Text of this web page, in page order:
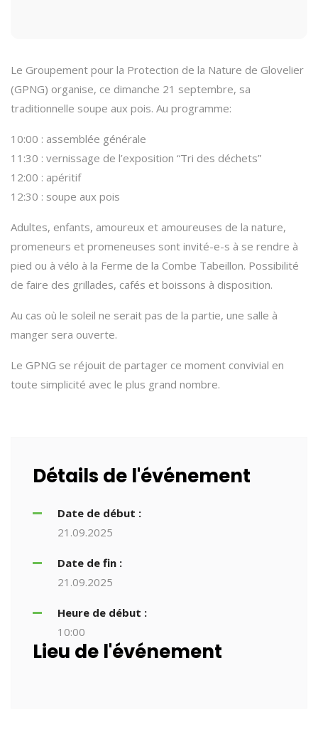
Le Groupement pour la Protection de la Nature de Glovelier
(GPNG) organise, ce dimanche 21 septembre, sa
traditionnelle soupe aux pois. Au programme:
10:00 : assemblée générale
11:30 : vernissage de l’exposition “Tri des déchets”
12:00 : apéritif
12:30 : soupe aux pois
Adultes, enfants, amoureux et amoureuses de la nature,
promeneurs et promeneuses sont invité-e-s à se rendre à
pied ou à vélo à la Ferme de la Combe Tabeillon. Possibilité
de faire des grillades, cafés et boissons à disposition.
Au cas où le soleil ne serait pas de la partie, une salle à
manger sera ouverte.
Le GPNG se réjouit de partager ce moment convivial en
toute simplicité avec le plus grand nombre.
Détails de l'événement
Date de début :
21.09.2025
Date de fin :
21.09.2025
Heure de début :
10:00
Lieu de l'événement